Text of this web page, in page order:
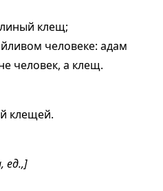
клещ;
человеке: адам
человек, а клещ.
клещей.
ед.,]